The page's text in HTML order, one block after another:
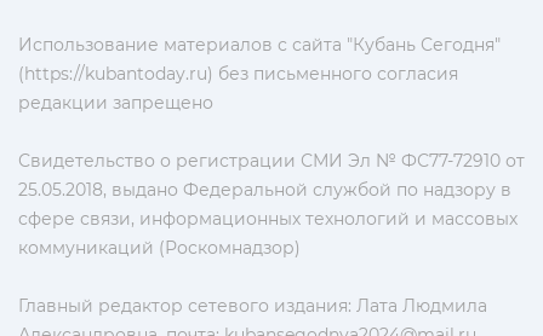
Использование материалов с сайта "Кубань Сегодня"
(https://kubantoday.ru) без письменного согласия
редакции запрещено
Свидетельство о регистрации СМИ Эл № ФС77-72910 от
25.05.2018, выдано Федеральной службой по надзору в
сфере связи, информационных технологий и массовых
коммуникаций (Роскомнадзор)
Главный редактор сетевого издания: Лата Людмила